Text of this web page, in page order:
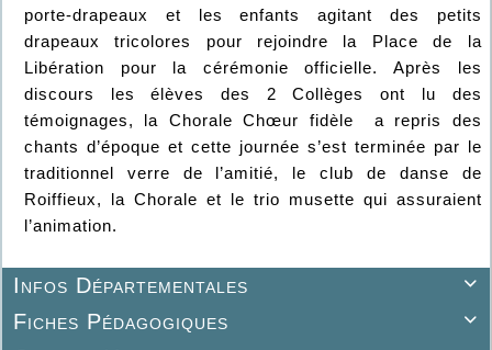

Infos Départementales

Fiches Pédagogiques
porte-drapeaux et les enfants agitant des petits
drapeaux tricolores pour rejoindre la Place de la
Libération pour la cérémonie officielle. Après les
discours les élèves des 2 Collèges ont lu des
témoignages, la Chorale Chœur fidèle a repris des
chants d’époque et cette journée s’est terminée par le
traditionnel verre de l’amitié, le club de danse de
Roiffieux, la Chorale et le trio musette qui assuraient
l’animation.